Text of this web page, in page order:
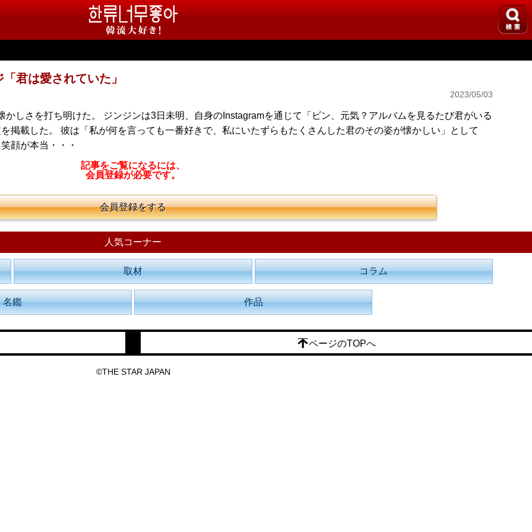
君は愛されていた」
2023/05/03
しさを打ち明けた。 ジンジンは3日未明、自身のInstagramを通じて「ビン、元気？アルバムを見るたび君がいる
掲載した。 彼は「私が何を言っても一番好きで、私にいたずらもたくさんした君のその姿が懐かしい」として
顔が本当・・・
記事をご覧になるには、
会員登録が必要です。
会員登録をする
人気コーナー
取材 コラム
名鑑 作品
ページのTOPへ
©THE STAR JAPAN